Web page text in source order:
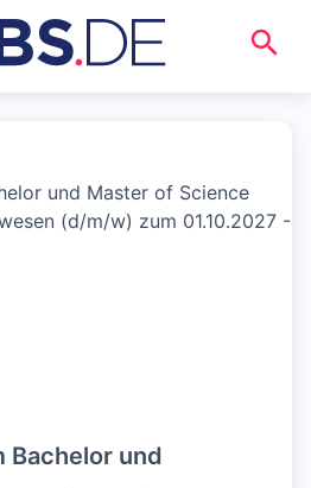
und Master of Science
(d/m/w) zum 01.10.2027 -
Bachelor und